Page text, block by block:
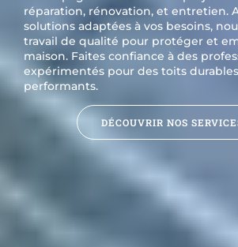
réparation, rénovation, et entretien.
solutions adaptées à vos besoins,
travail de qualité pour protéger et
maison. Faites confiance à des
expérimentés pour des toits
performants.
DÉCOUVRIR NOS